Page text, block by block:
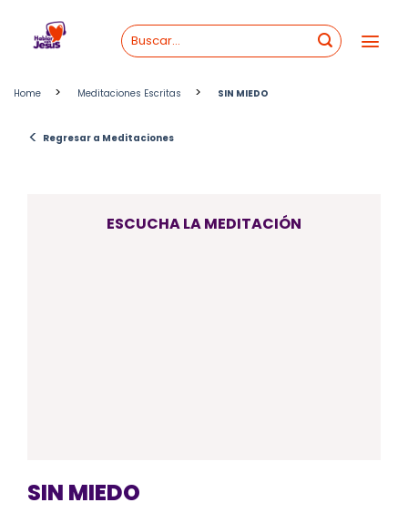
content
Home > Meditaciones Escritas > SIN MIEDO
< Regresar a Meditaciones
ESCUCHA LA MEDITACIÓN
SIN MIEDO